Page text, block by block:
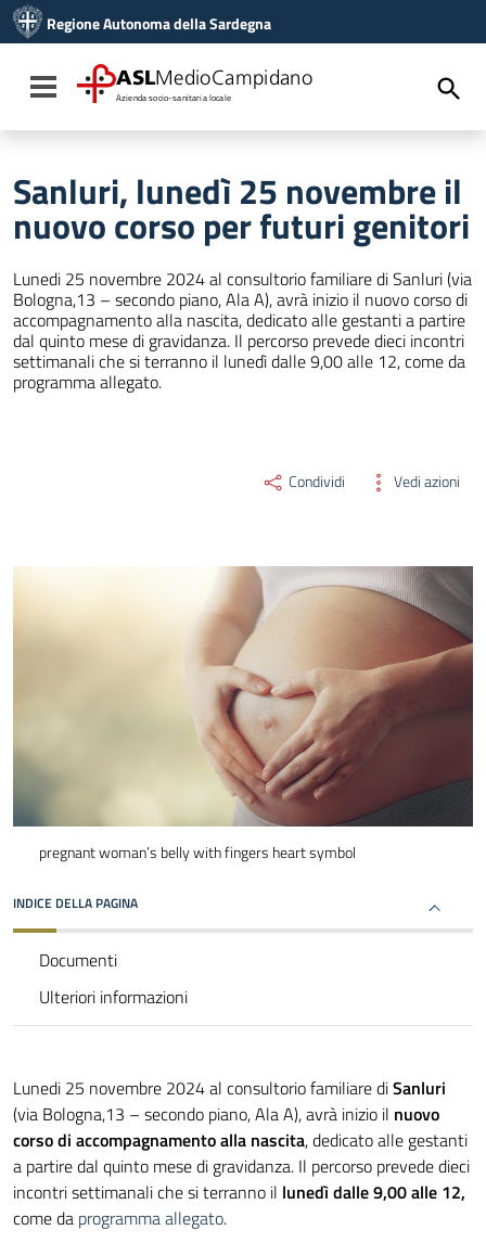
Vai al menu di navigazione
Vai al footer
Regione Autonoma della Sardegna
Toggle navigation
ASLMedioCampidano
Azienda socio-sanitaria locale
Sanluri, lunedì 25 novembre il
nuovo corso per futuri genitori
Lunedi 25 novembre 2024 al consultorio familiare di Sanluri (via
Bologna,13 – secondo piano, Ala A), avrà inizio il nuovo corso di
accompagnamento alla nascita, dedicato alle gestanti a partire
dal quinto mese di gravidanza. Il percorso prevede dieci incontri
settimanali che si terranno il lunedì dalle 9,00 alle 12, come da
programma allegato.
Condividi Vedi azioni
pregnant woman’s belly with fingers heart symbol
INDICE DELLA PAGINA
Documenti
Ulteriori informazioni
Lunedi 25 novembre 2024 al consultorio familiare diSanluri
(via Bologna,13 – secondo piano, Ala A), avrà inizio il nuovo
corso di accompagnamento alla nascita, dedicato alle gestanti
a partire dal quinto mese di gravidanza. Il percorso prevede dieci
incontri settimanali che si terranno il lunedì dalle 9,00 alle 12,
come da programma allegato.